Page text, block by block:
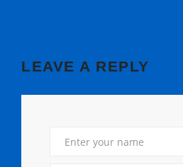
LEAVE A REPLY